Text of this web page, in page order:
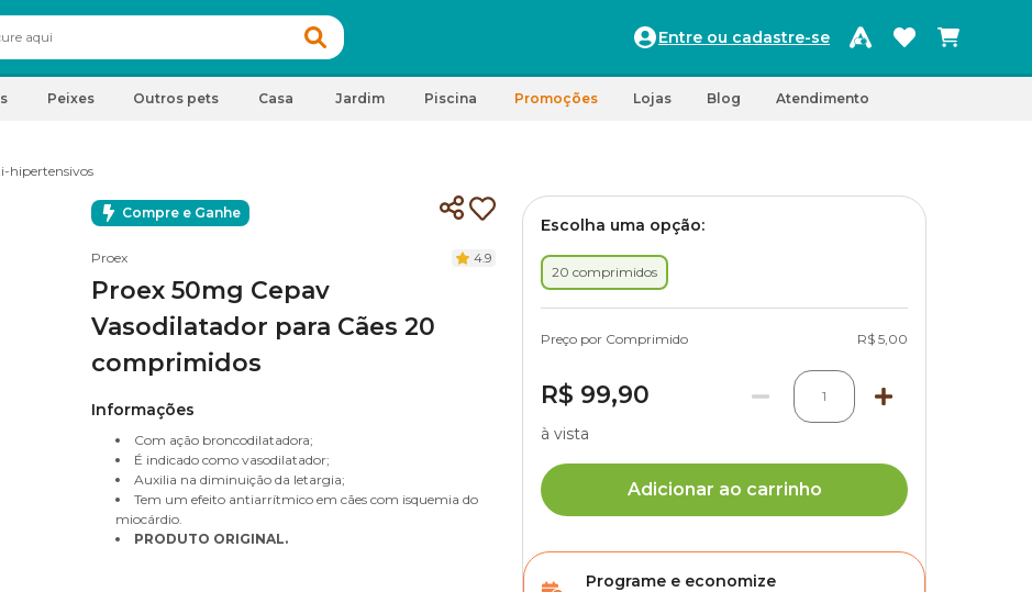
Entre ou cadastre-se
Peixes Outros pets Casa Jardim Piscina Promoções Lojas Blog Atendimento
hipertensivos
Compre e Ganhe
Proex 4.9
Proex 50mg Cepav
Vasodilatador para Cães 20
comprimidos
Informações
Com ação broncodilatadora;
É indicado como vasodilatador;
Auxilia na diminuição da letargia;
Tem um efeito antiarrítmico em cães com isquemia do
miocárdio.
PRODUTO ORIGINAL.
Escolha uma opção:
20 comprimidos
Preço por Comprimido R$ 5,00
R$ 99,90 1
à vista
Adicionar ao carrinho
Programe e economize